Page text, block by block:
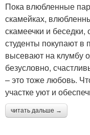
Пока влюбленные
скамейках,
скамеечки и
студенты покупают в
высевают на клумбу
безусловно,
– это тоже любовь.
участке уют и
читать дальше →